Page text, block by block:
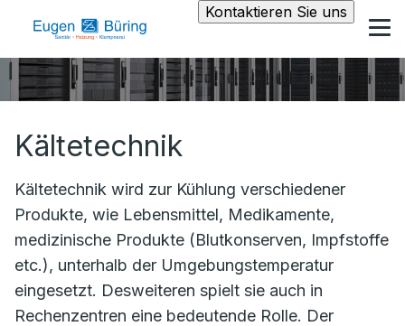
Kontaktieren Sie uns
Kältetechnik
Kältetechnik wird zur Kühlung verschiedener
Produkte, wie Lebensmittel, Medikamente,
medizinische Produkte (Blutkonserven, Impfstoffe
etc.), unterhalb der Umgebungstemperatur
eingesetzt. Desweiteren spielt sie auch in
Rechenzentren eine bedeutende Rolle. Der